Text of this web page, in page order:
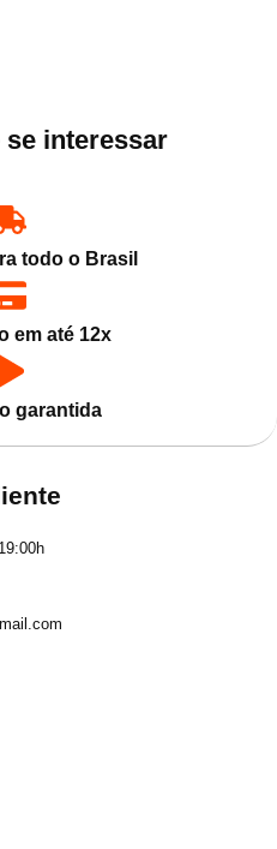
se interessar
todo o Brasil
em até 12x
garantida